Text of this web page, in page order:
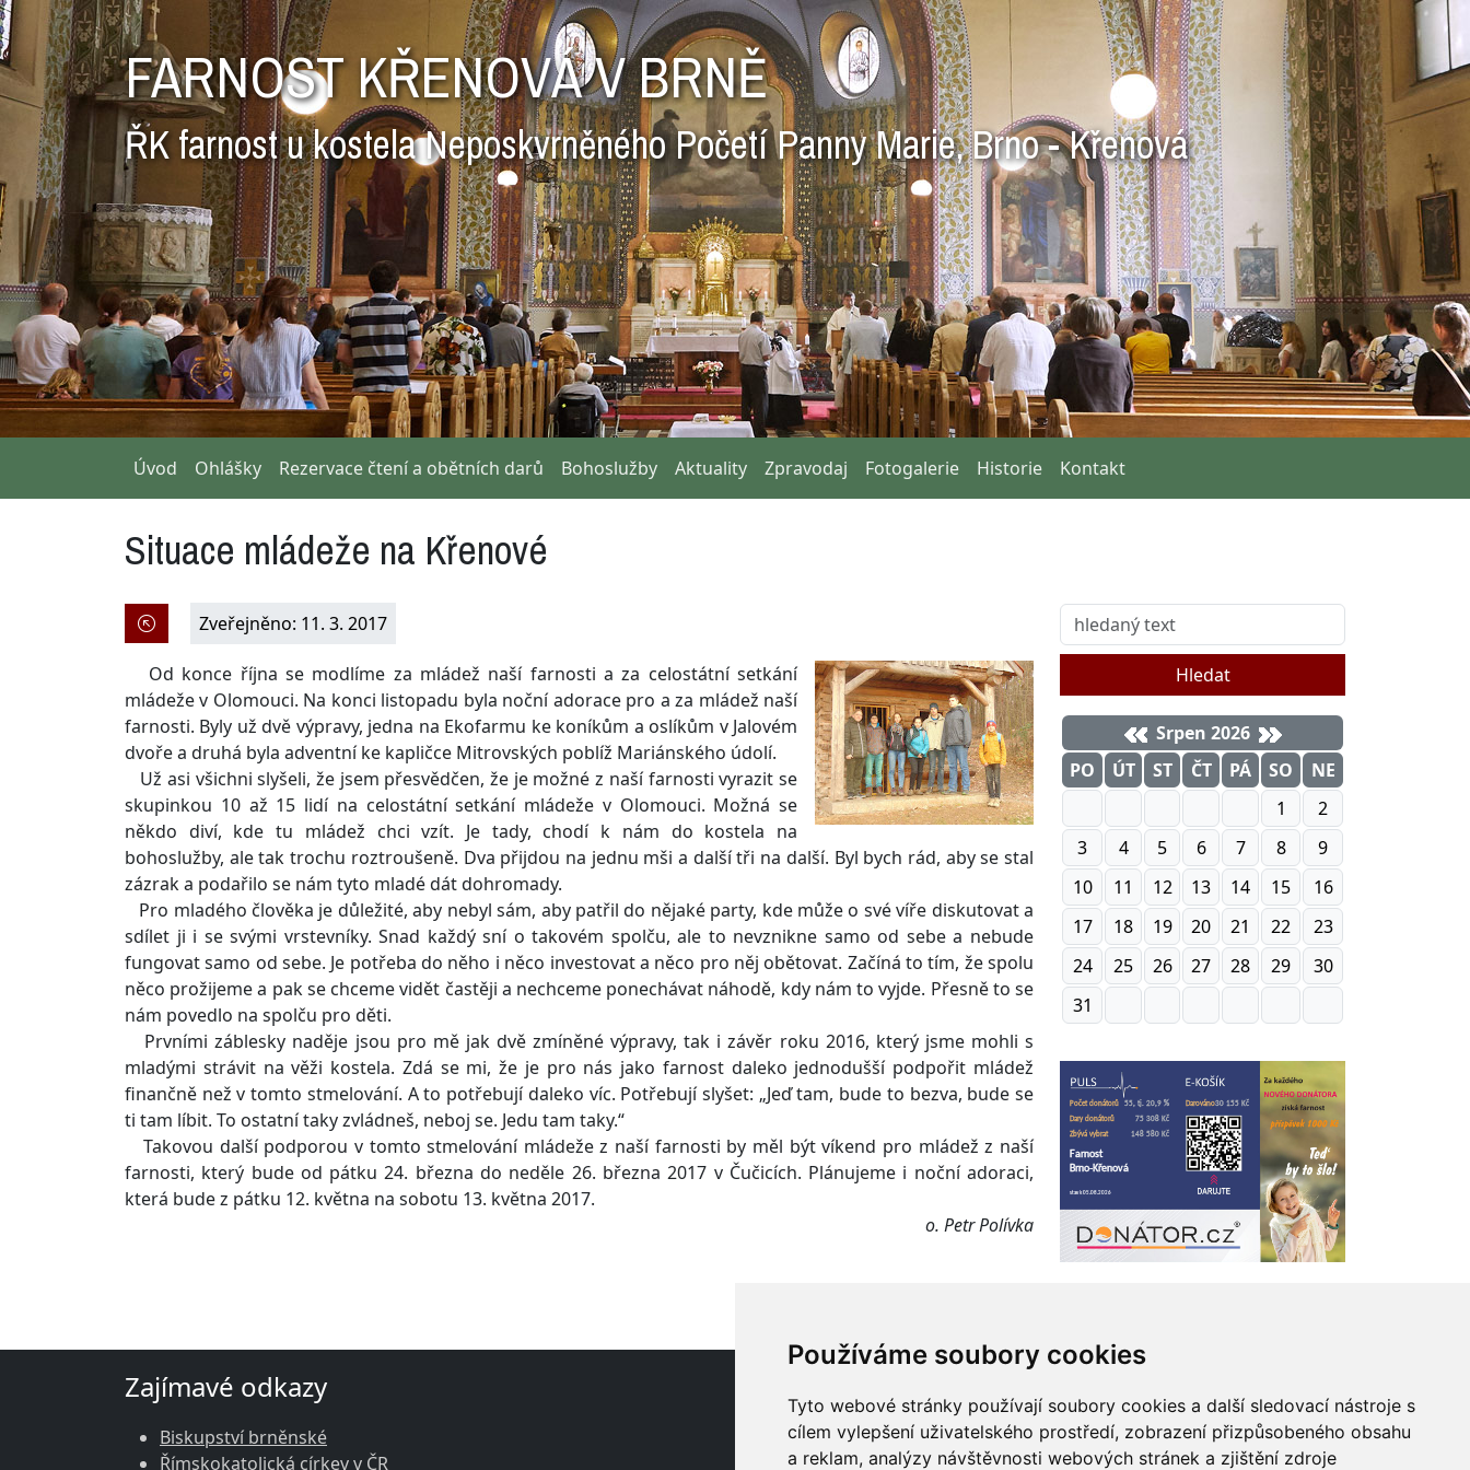
Používáme soubory cookies
Tyto webové stránky používají soubory cookies a další sledovací nástroje s
cílem vylepšení uživatelského prostředí, zobrazení přizpůsobeného obsahu
a reklam, analýzy návštěvnosti webových stránek a zjištění zdroje
FARNOST KŘENOVÁ V BRNĚ
ŘK farnost u kostela Neposkvrněného Početí Panny Marie, Brno - Křenová
Úvod Ohlášky Rezervace čtení a obětních darů Bohoslužby Aktuality Zpravodaj Fotogalerie Historie Kontakt
Situace mládeže na Křenové
Zveřejněno: 11. 3. 2017
Od konce října se modlíme za mládež naší farnosti a za celostátní setkání
mládeže v Olomouci. Na konci listopadu byla noční adorace pro a za mládež naší
farnosti. Byly už dvě výpravy, jedna na Ekofarmu ke koníkům a oslíkům v Jalovém
dvoře a druhá byla adventní ke kapličce Mitrovských poblíž Mariánského údolí.
Už asi všichni slyšeli, že jsem přesvědčen, že je možné z naší farnosti vyrazit se
skupinkou 10 až 15 lidí na celostátní setkání mládeže v Olomouci. Možná se
někdo diví, kde tu mládež chci vzít. Je tady, chodí k nám do kostela na
bohoslužby, ale tak trochu roztroušeně. Dva přijdou na jednu mši a další tři na další. Byl bych rád, aby se stal
zázrak a podařilo se nám tyto mladé dát dohromady.
Pro mladého člověka je důležité, aby nebyl sám, aby patřil do nějaké party, kde může o své víře diskutovat a
sdílet ji i se svými vrstevníky. Snad každý sní o takovém spolču, ale to nevznikne samo od sebe a nebude
fungovat samo od sebe. Je potřeba do něho i něco investovat a něco pro něj obětovat. Začíná to tím, že spolu
něco prožijeme a pak se chceme vidět častěji a nechceme ponechávat náhodě, kdy nám to vyjde. Přesně to se
nám povedlo na spolču pro děti.
Prvními záblesky naděje jsou pro mě jak dvě zmíněné výpravy, tak i závěr roku 2016, který jsme mohli s
mladými strávit na věži kostela. Zdá se mi, že je pro nás jako farnost daleko jednodušší podpořit mládež
finančně než v tomto stmelování. A to potřebují daleko víc. Potřebují slyšet: „Jeď tam, bude to bezva, bude se
ti tam líbit. To ostatní taky zvládneš, neboj se. Jedu tam taky.“
Takovou další podporou v tomto stmelování mládeže z naší farnosti by měl být víkend pro mládež z naší
farnosti, který bude od pátku 24. března do neděle 26. března 2017 v Čučicích. Plánujeme i noční adoraci,
která bude z pátku 12. května na sobotu 13. května 2017.
o. Petr Polívka
Hledat
Srpen 2026
PO
ÚT ST ČT PÁ SO
NE
1
2
3
4 5 6 7 8
9
10
11 12 13 14 15
16
17
18 19 20 21 22
23
24
25 26 27 28 29
30
31
Zajímavé odkazy
Biskupství brněnské
Římskokatolická církev v ČR
Zásady zpracování osobních údajů
Správce obsahu webu